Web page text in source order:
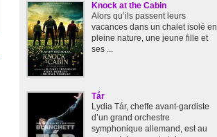
Knock at the Cabin
Alors qu’ils passent leurs
vacances dans un chalet isolé en
pleine nature, une jeune fille et
ses ...
Tár
Lydia Tár, cheffe avant-gardiste
d’un grand orchestre
symphonique allemand, est au